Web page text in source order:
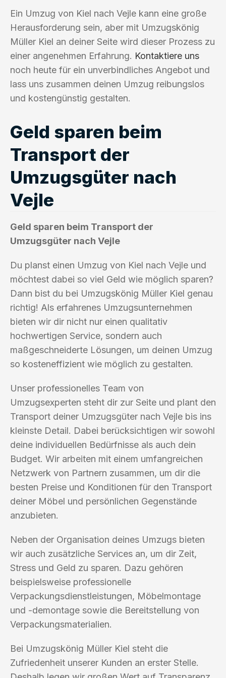
Ein Umzug von Kiel nach Vejle kann eine große
Herausforderung sein, aber mit Umzugskönig
Müller Kiel an deiner Seite wird dieser Prozess zu
einer angenehmen Erfahrung. Kontaktiere uns
noch heute für ein unverbindliches Angebot und
lass uns zusammen deinen Umzug reibungslos
und kostengünstig gestalten.
Geld sparen beim
Transport der
Umzugsgüter nach
Vejle
Geld sparen beim Transport der
Umzugsgüter nach Vejle
Du planst einen Umzug von Kiel nach Vejle und
möchtest dabei so viel Geld wie möglich sparen?
Dann bist du bei Umzugskönig Müller Kiel genau
richtig! Als erfahrenes Umzugsunternehmen
bieten wir dir nicht nur einen qualitativ
hochwertigen Service, sondern auch
maßgeschneiderte Lösungen, um deinen Umzug
so kosteneffizient wie möglich zu gestalten.
Unser professionelles Team von
Umzugsexperten steht dir zur Seite und plant den
Transport deiner Umzugsgüter nach Vejle bis ins
kleinste Detail. Dabei berücksichtigen wir sowohl
deine individuellen Bedürfnisse als auch dein
Budget. Wir arbeiten mit einem umfangreichen
Netzwerk von Partnern zusammen, um dir die
besten Preise und Konditionen für den Transport
deiner Möbel und persönlichen Gegenstände
anzubieten.
Neben der Organisation deines Umzugs bieten
wir auch zusätzliche Services an, um dir Zeit,
Stress und Geld zu sparen. Dazu gehören
beispielsweise professionelle
Verpackungsdienstleistungen, Möbelmontage
und -demontage sowie die Bereitstellung von
Verpackungsmaterialien.
Bei Umzugskönig Müller Kiel steht die
Zufriedenheit unserer Kunden an erster Stelle.